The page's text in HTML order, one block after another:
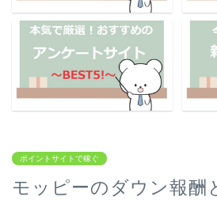
ポイントサイトで稼ぐ
モッピーのダウン報酬